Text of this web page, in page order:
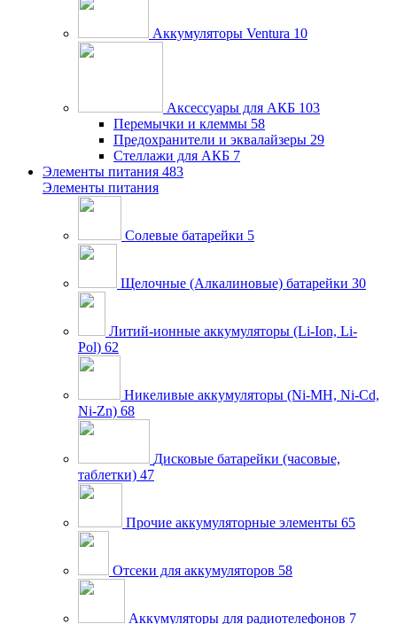
Аккумуляторы Ventura 10
Аксессуары для АКБ 103
Перемычки и клеммы 58
Предохранители и эквалайзеры 29
Стеллажи для АКБ 7
Элементы питания 483
Элементы питания
Солевые батарейки 5
Щелочные (Алкалиновые) батарейки 30
Литий-ионные аккумуляторы (Li-Ion, Li-
Pol) 62
Никеливые аккумуляторы (Ni-MH, Ni-Cd,
Ni-Zn) 68
Дисковые батарейки (часовые,
таблетки) 47
Прочие аккумуляторные элементы 65
Отсеки для аккумуляторов 58
Аккумуляторы для радиотелефонов 7